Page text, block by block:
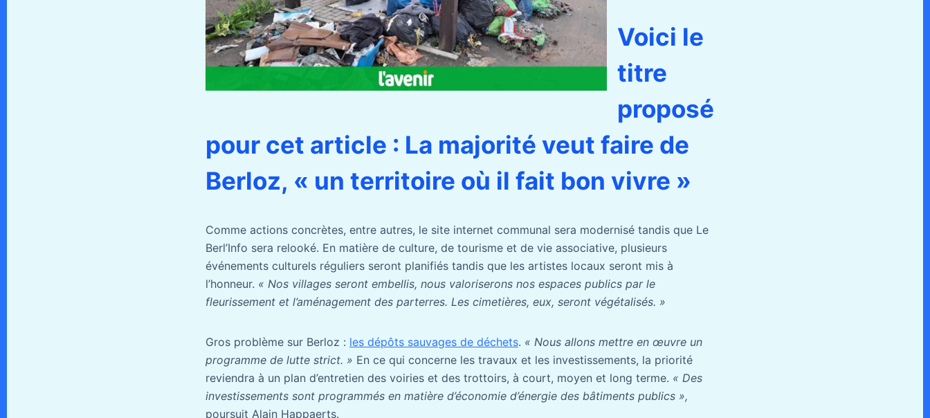
Voici le
titre
proposé
pour cet article : La majorité veut faire de
Berloz, « un territoire où il fait bon vivre »
Comme actions concrètes, entre autres, le site internet communal sera modernisé tandis que Le
Berl’Info sera relooké. En matière de culture, de tourisme et de vie associative, plusieurs
événements culturels réguliers seront planifiés tandis que les artistes locaux seront mis à
l’honneur. « Nos villages seront embellis, nous valoriserons nos espaces publics par le
fleurissement et l’aménagement des parterres. Les cimetières, eux, seront végétalisés. »
Gros problème sur Berloz : les dépôts sauvages de déchets. « Nous allons mettre en œuvre un
programme de lutte strict. » En ce qui concerne les travaux et les investissements, la priorité
reviendra à un plan d’entretien des voiries et des trottoirs, à court, moyen et long terme. « Des
investissements sont programmés en matière d’économie d’énergie des bâtiments publics »,
poursuit Alain Happaerts.